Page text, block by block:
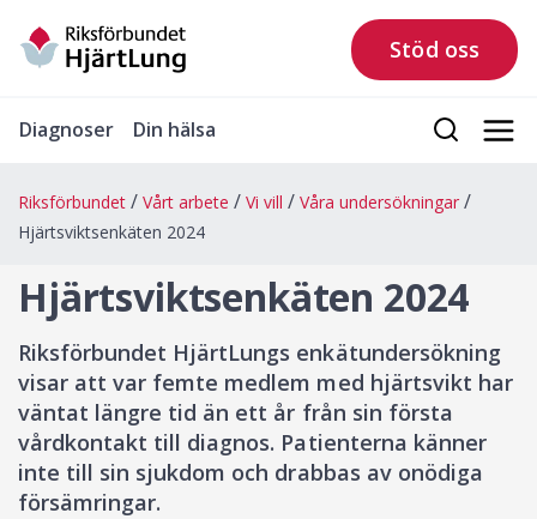
Stöd oss
Diagnoser Din hälsa
Riksförbundet Vårt arbete Vi vill
Våra undersökningar
Hjärtsviktsenkäten 2024
Hjärtsviktsenkäten 2024
Riksförbundet HjärtLungs enkätundersökning
visar att var femte medlem med hjärtsvikt har
väntat längre tid än ett år från sin första
vårdkontakt till diagnos. Patienterna känner
inte till sin sjukdom och drabbas av onödiga
försämringar.